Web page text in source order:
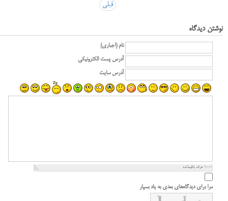
قبلی
نوشتن دیدگاه
نام (اجباری)
آدرس پست الکترونیکی
آدرس سایت
1000 حرف باقیمانده
مرا برای دیدگاه‌های بعدی به یاد بسپار